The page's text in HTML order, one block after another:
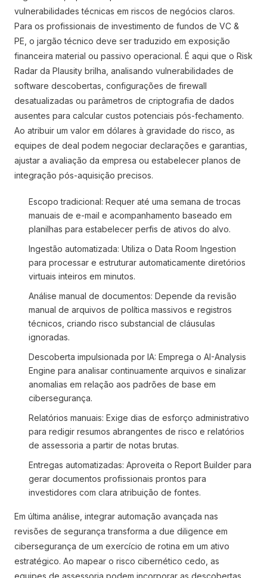
vulnerabilidades técnicas em riscos de negócios claros.
Para os profissionais de investimento de fundos de VC &
PE, o jargão técnico deve ser traduzido em exposição
financeira material ou passivo operacional. É aqui que o Risk
Radar da Plausity brilha, analisando vulnerabilidades de
software descobertas, configurações de firewall
desatualizadas ou parâmetros de criptografia de dados
ausentes para calcular custos potenciais pós-fechamento.
Ao atribuir um valor em dólares à gravidade do risco, as
equipes de deal podem negociar declarações e garantias,
ajustar a avaliação da empresa ou estabelecer planos de
integração pós-aquisição precisos.
Escopo tradicional: Requer até uma semana de trocas
manuais de e-mail e acompanhamento baseado em
planilhas para estabelecer perfis de ativos do alvo.
Ingestão automatizada: Utiliza o Data Room Ingestion
para processar e estruturar automaticamente diretórios
virtuais inteiros em minutos.
Análise manual de documentos: Depende da revisão
manual de arquivos de política massivos e registros
técnicos, criando risco substancial de cláusulas
ignoradas.
Descoberta impulsionada por IA: Emprega o AI-Analysis
Engine para analisar continuamente arquivos e sinalizar
anomalias em relação aos padrões de base em
cibersegurança.
Relatórios manuais: Exige dias de esforço administrativo
para redigir resumos abrangentes de risco e relatórios
de assessoria a partir de notas brutas.
Entregas automatizadas: Aproveita o Report Builder para
gerar documentos profissionais prontos para
investidores com clara atribuição de fontes.
Em última análise, integrar automação avançada nas
revisões de segurança transforma a due diligence em
cibersegurança de um exercício de rotina em um ativo
estratégico. Ao mapear o risco cibernético cedo, as